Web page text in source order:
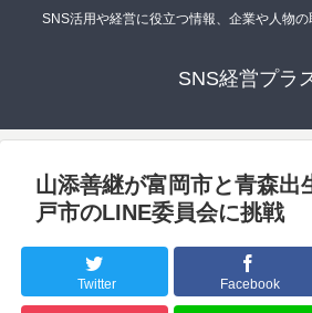
SNS活用や経営に役立つ情報、企業や人物の
SNS経営プラ
山添善継が富岡市と青森出
戸市のLINE委員会に挑戦
Twitter Facebook